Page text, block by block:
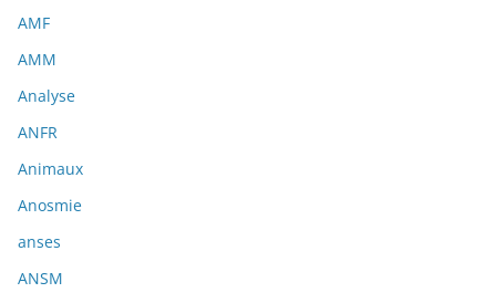
AMF
AMM
Analyse
ANFR
Animaux
Anosmie
anses
ANSM